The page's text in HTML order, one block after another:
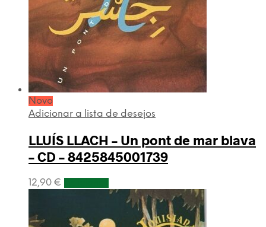
Novo
Adicionar a lista de desejos
LLUÍS LLACH – Un pont de mar blava
– CD – 8425845001739
12,90 €